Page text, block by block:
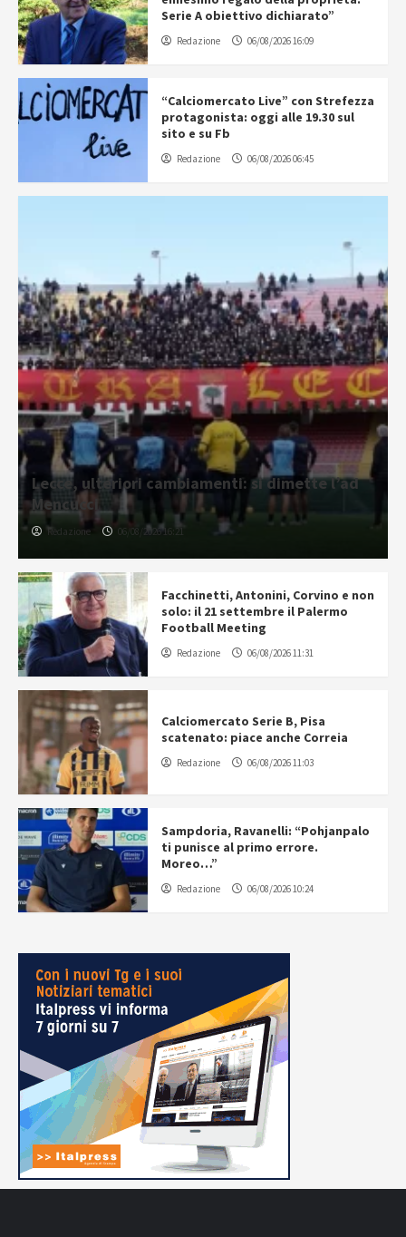
Serie A obiettivo dichiarato”
Redazione 06/08/2026 16:09
“Calciomercato Live” con Strefezza
protagonista: oggi alle 19.30 sul
sito e su Fb
Redazione 06/08/2026 06:45
Lecce, ulteriori cambiamenti: si dimette l’ad
Mencucci
Redazione 06/08/2026 16:21
Facchinetti, Antonini, Corvino e non
solo: il 21 settembre il Palermo
Football Meeting
Redazione 06/08/2026 11:31
Calciomercato Serie B, Pisa
scatenato: piace anche Correia
Redazione 06/08/2026 11:03
Sampdoria, Ravanelli: “Pohjanpalo
ti punisce al primo errore.
Moreo…”
Redazione 06/08/2026 10:24